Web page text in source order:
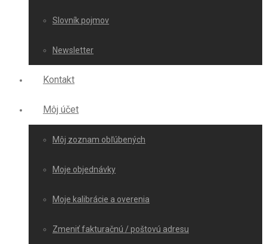
Slovník pojmov
Newsletter
Kontakt
Môj účet
Môj zoznam obľúbených
Moje objednávky
Moje kalibrácie a overenia
Zmeniť fakturačnú / poštovú adresu